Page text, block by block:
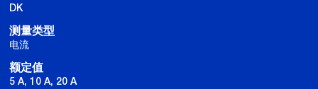
DK
测量类型
电流
额定值
5 A, 10 A, 20 A